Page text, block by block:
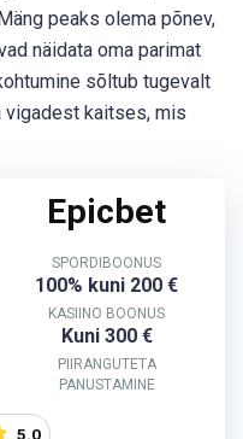
peaks olema põnev,
näidata oma parimat
sõltub tugevalt
kaitses, mis
Epicbet
SPORDIBOONUS
100% kuni 200 €
KASIINO BOONUS
Kuni 300 €
PIIRANGUTETA
PANUSTAMINE
5.0